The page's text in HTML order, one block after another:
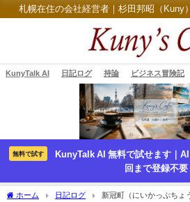
札幌在住の会社経営者｜杉田邦昭（Kuny
KunyTalk AI 日記ログ 持論 ビジネス冒険記
無料で試す
KunyTalk AI 無料で試せます｜
回まで登録不要
ホーム 日記ログ
新冠町（にいかっぷちょ